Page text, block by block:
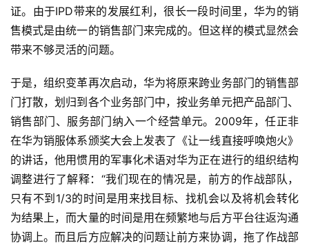
证。由于IPD带来的发展红利，很长一段时间里，华为的销
售模式是由统一的销售部门来完成的。但这样的模式显然会
带来不够灵活的问题。
于是，组织变革再次启动，华为将原来跨业务部门的销售部
门打散，划归到各个业务部门中，按业务单元把产品部门、
销售部门、服务部门纳入一个经营单元。2009年，任正非
在华为销服体系颁奖大会上发表了《让一线直接呼唤炮火》
的讲话，他用惯用的军事化术语对华为正在进行的组织结构
调整进行了解释：“我们现在的情况是，前方的作战部队，
只有不到1/3的时间是用来找目标、找机会以及将机会转化
为结果上，而大量的时间是用在频繁地与后方平台往返沟通
协调上。而且后方应解决的问题让前方来协调，拖了作战部